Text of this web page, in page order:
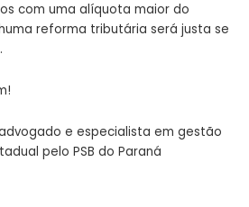
com uma alíquota maior do
reforma tributária será justa se
e especialista em gestão
pelo PSB do Paraná